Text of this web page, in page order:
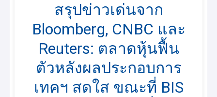
สรุปข่าวเด่นจาก
Bloomberg, CNBC และ
Reuters: ตลาดหุ้นฟื้น
ตัวหลังผลประกอบการ
เทคฯ สดใส ขณะที่ BIS